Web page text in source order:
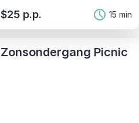
$25 p.p. 15 min
Zonsondergang Picnic